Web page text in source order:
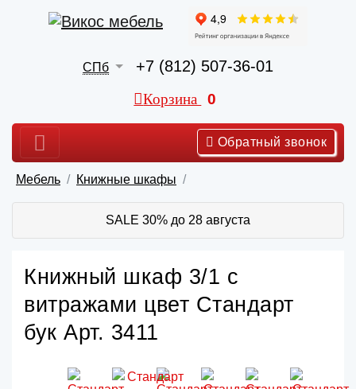
СПб +7 (812) 507-36-01
Корзина 0
Обратный звонок
Мебель Книжные шкафы
SALE 30% до 28 августа
Книжный шкаф 3/1 с
витражами цвет Стандарт
бук Арт. 3411